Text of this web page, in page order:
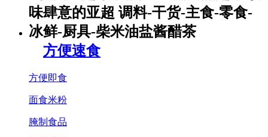
方便速食
方便即食
面食米粉
腌制食品